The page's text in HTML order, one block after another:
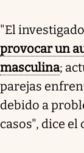
"El
provocar un
masculina;
parejas
debido a
casos", dice